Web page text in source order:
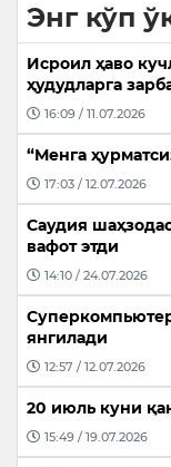
Энг кўп
Исроил ҳаво
ҳудудларга
16:09 / 11.07.2026
“Менга
17:03 / 12.07.2026
Саудия
вафот этди
14:10 / 24.07.2026
янгилади
12:57 / 12.07.2026
20 июль куни
15:49 / 19.07.2026